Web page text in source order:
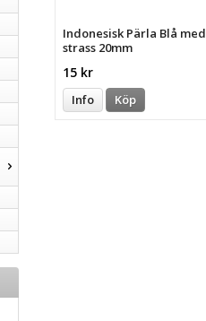
Indonesisk Pärla Blå med
strass 20mm
15 kr
Info Köp